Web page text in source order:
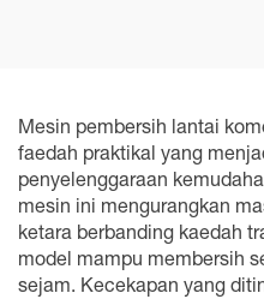
Mesin pembersih lantai
faedah praktikal yang
penyelenggaraan
mesin ini mengurangkan
ketara berbanding kaedah
model mampu membersih
sejam. Kecekapan yang